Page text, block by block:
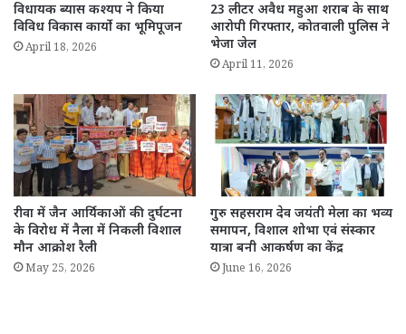
विधायक ब्यास कश्यप ने किया
विविध विकास कार्यो का भूमिपूजन
April 18, 2026
23 लीटर अवैध महुआ शराब के साथ
आरोपी गिरफ्तार, कोतवाली पुलिस ने
भेजा जेल
April 11, 2026
रीवा में जैन आर्यिकाओं की दुर्घटना
के विरोध में नैला में निकली विशाल
मौन आक्रोश रैली
May 25, 2026
गुरु सहसराम देव जयंती मेला का भव्य
समापन, विशाल शोभा एवं संस्कार
यात्रा बनी आकर्षण का केंद्र
June 16, 2026